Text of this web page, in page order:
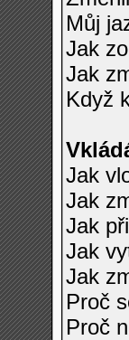
Můj
Jak
Jak
Když
Jak
Jak
Jak
Jak
Jak
Proč
Proč